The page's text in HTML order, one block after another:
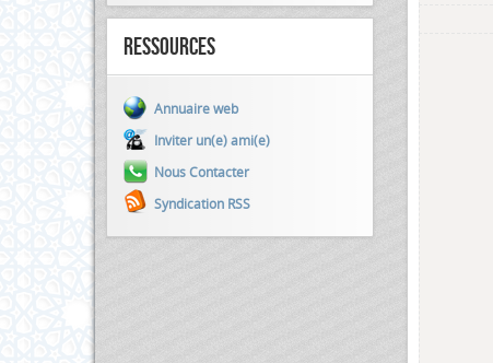
Ressources
Annuaire web
Inviter un(e) ami(e)
Nous Contacter
Syndication RSS